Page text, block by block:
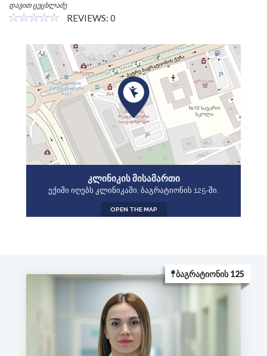
დავით ცეცხლაძე
REVIEWS: 0
ᲙᲚᲘᲜᲘᲙᲘᲡ ᲛᲘᲡᲐᲛᲐᲠᲗᲘ
ექიმი იღებს კლინიკაში, ბაგრატიონის 125-ში.
OPEN THE MAP
ᲑᲐᲒᲠᲐᲢᲘᲝᲜᲘᲡ 125